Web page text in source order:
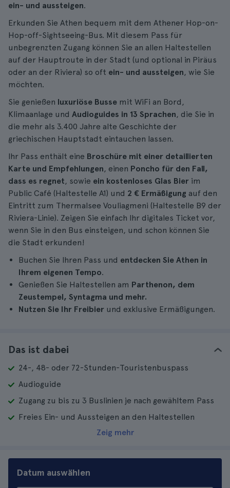
ein- und aussteigen.
Erkunden Sie Athen bequem mit dem Athener Hop-on-
Hop-off-Sightseeing-Bus. Mit diesem Pass für
unbegrenzten Zugang können Sie an allen Haltestellen
auf der Hauptroute in der Stadt (und optional in Piräus
oder an der Riviera) so oft ein- und aussteigen, wie Sie
möchten.
Sie genießen luxuriöse Busse mit WiFi an Bord,
Klimaanlage und Audioguides in 13 Sprachen, die Sie in
die mehr als 3.400 Jahre alte Geschichte der
griechischen Hauptstadt eintauchen lassen.
Ihr Pass enthält eine Broschüre mit einer detaillierten
Karte und Empfehlungen, einen Poncho für den Fall,
dass es regnet, sowie ein kostenloses Glas Bier im
Public Café (Haltestelle A1) und 2 € Ermäßigung auf den
Eintritt zum Thermalsee Vouliagmeni (Haltestelle B9 der
Riviera-Linie). Zeigen Sie einfach Ihr digitales Ticket vor,
wenn Sie in den Bus einsteigen, und schon können Sie
die Stadt erkunden!
Buchen Sie Ihren Pass und entdecken Sie Athen in
Ihrem eigenen Tempo.
Genießen Sie Haltestellen am Parthenon, dem
Zeustempel, Syntagma und mehr.
Nutzen Sie Ihr Freibier und exklusive Ermäßigungen.
Das ist dabei
24-, 48- oder 72-Stunden-Touristenbuspass
Audioguide
Zugang zu bis zu 3 Buslinien je nach gewähltem Pass
Freies Ein- und Aussteigen an den Haltestellen
Zeig mehr
Datum auswählen